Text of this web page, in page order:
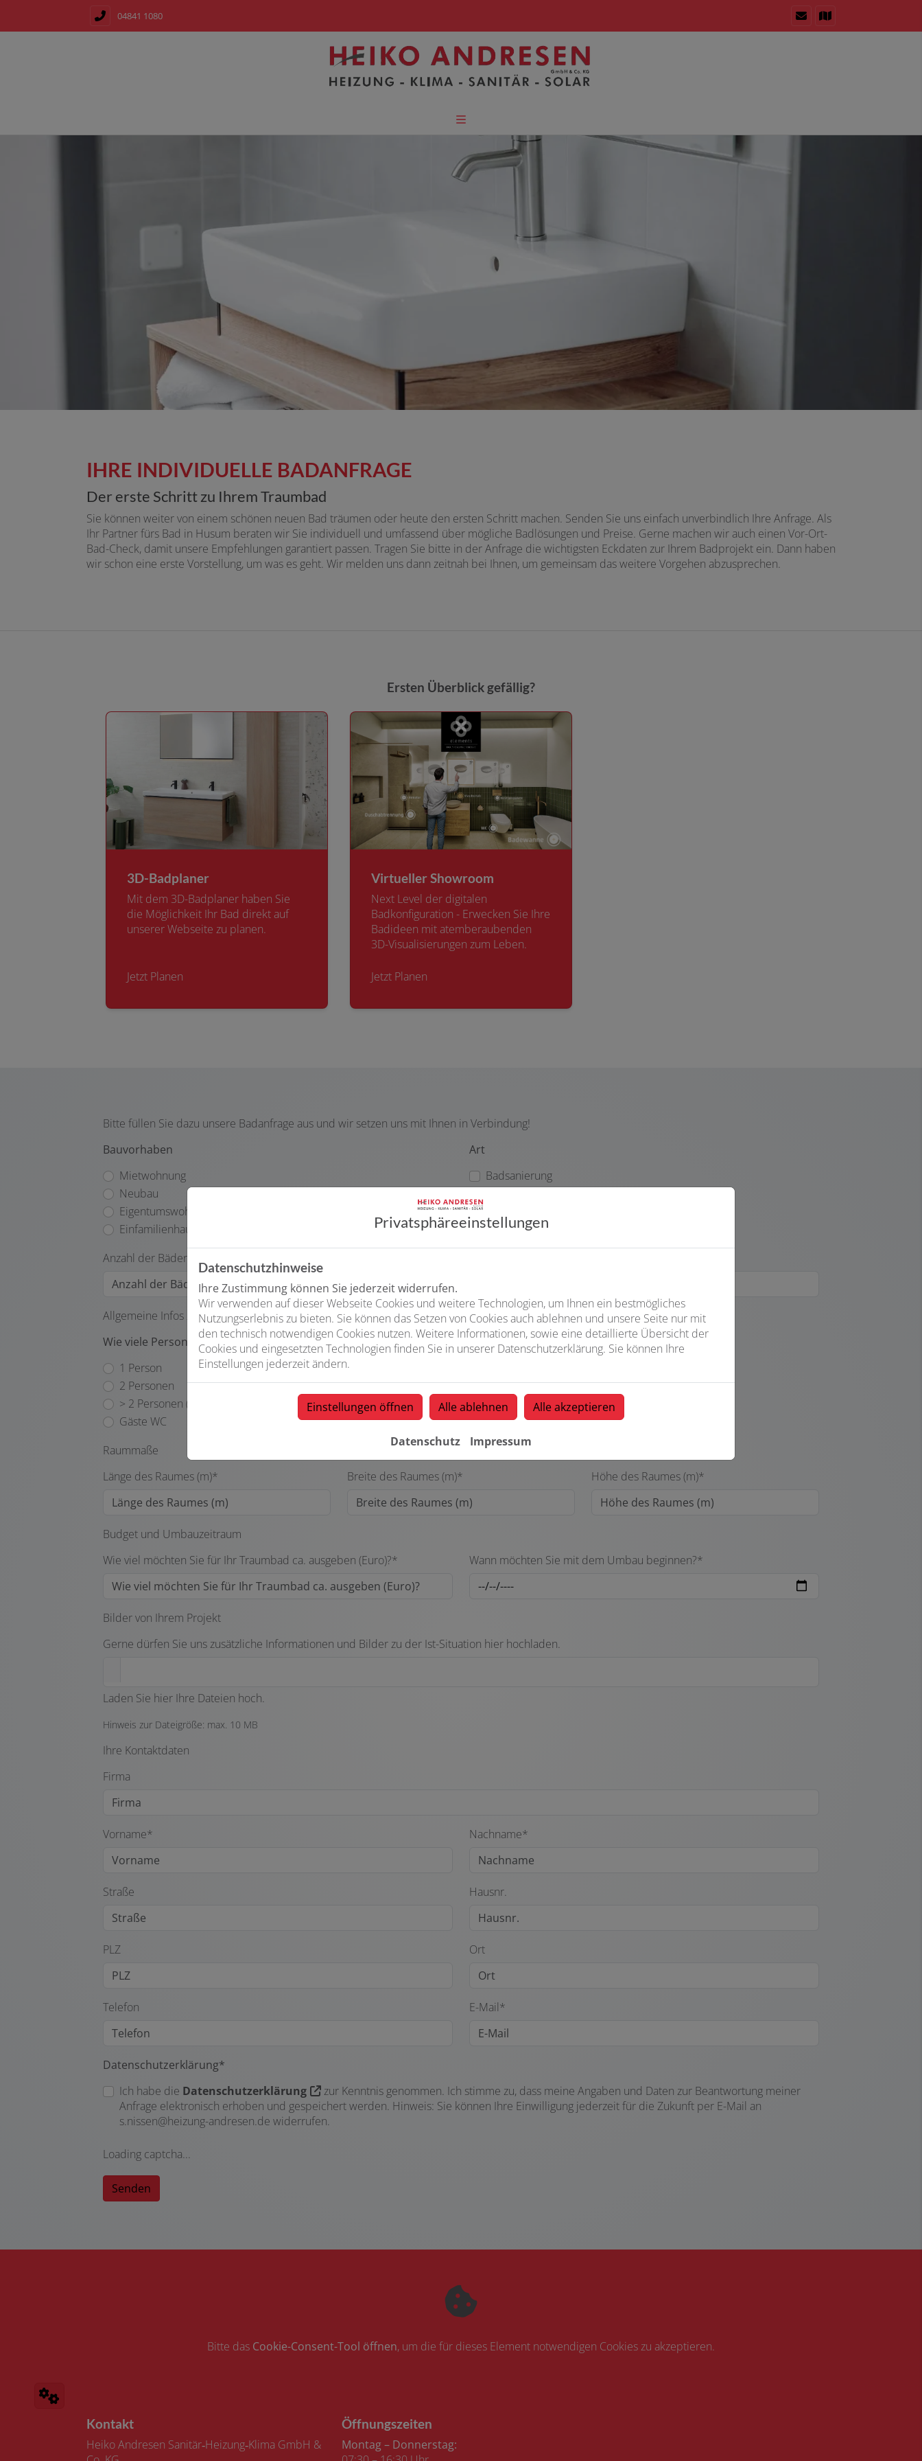
04841 1080
IHRE INDIVIDUELLE BADANFRAGE
Der erste Schritt zu Ihrem Traumbad
Sie können weiter von einem schönen neuen Bad träumen oder heute den ersten Schritt machen. Senden Sie uns einfach unverbindlich Ihre Anfrage. Als
Ihr Partner fürs Bad in Husum beraten wir Sie individuell und umfassend über mögliche Badlösungen und Preise. Gerne machen wir auch einen Vor-Ort-
Bad-Check, damit unsere Empfehlungen garantiert passen. Tragen Sie bitte in der Anfrage die wichtigsten Eckdaten zur Ihrem Badprojekt ein. Dann haben
wir schon eine erste Vorstellung, um was es geht. Wir melden uns dann zeitnah bei Ihnen, um gemeinsam das weitere Vorgehen abzusprechen.
Ersten Überblick gefällig?
3D-Badplaner
Mit dem 3D-Badplaner haben Sie
die Möglichkeit Ihr Bad direkt auf
unserer Webseite zu planen.
Jetzt Planen
Virtueller Showroom
Next Level der digitalen
Badkonfiguration - Erwecken Sie Ihre
Badideen mit atemberaubenden
3D-Visualisierungen zum Leben.
Jetzt Planen
Bitte füllen Sie dazu unsere Badanfrage aus und wir setzen uns mit Ihnen in Verbindung!
Bauvorhaben
Mietwohnung
Neubau
Eigentumswohnung
Einfamilienhaus
Art
Badsanierung
Anzahl der Bäder*
Allgemeine Infos zu Ihrer Badbenutzung
Wie viele Personen nutzen das Bad regelmäßig?
1 Person
2 Personen
> 2 Personen (Familienbad)
Gäste WC
Wer nutzt das Bad
Vermietung
Raummaße
Länge des Raumes (m)*
Breite des Raumes (m)* Höhe des Raumes (m)*
Budget und Umbauzeitraum
Wie viel möchten Sie für Ihr Traumbad ca. ausgeben (Euro)?*
Wann möchten Sie mit dem Umbau beginnen?*
Bilder von Ihrem Projekt
Gerne dürfen Sie uns zusätzliche Informationen und Bilder zu der Ist-Situation hier hochladen.
Laden Sie hier Ihre Dateien hoch.
Hinweis zur Dateigröße: max. 10 MB
Ihre Kontaktdaten
Firma
Vorname* Nachname*
Straße Hausnr.
PLZ Ort
Telefon E-Mail*
Datenschutzerklärung*
Ich habe die Datenschutzerklärung
zur Kenntnis genommen. Ich stimme zu, dass meine Angaben und Daten zur Beantwortung meiner
Anfrage elektronisch erhoben und gespeichert werden. Hinweis: Sie können Ihre Einwilligung jederzeit für die Zukunft per E-Mail an
s.nissen@heizung-andresen.de widerrufen.
Loading captcha...
Senden
Bitte das Cookie-Consent-Tool öffnen, um die für dieses Element notwendigen Cookies zu akzeptieren.
Footer - Kontaktdaten und Öffnungszeiten
Kontakt
Heiko Andresen Sanitär‑Heizung‑Klima GmbH &
Öffnungszeiten
Montag – Donnerstag:
Privatsphäre­einstellungen
Datenschutzhinweise
Ihre Zustimmung können Sie jederzeit widerrufen.
Wir verwenden auf dieser Webseite Cookies und weitere Technologien, um Ihnen ein bestmögliches
Nutzungserlebnis zu bieten. Sie können das Setzen von Cookies auch ablehnen und unsere Seite nur mit
den technisch notwendigen Cookies nutzen. Weitere Informationen, sowie eine detaillierte Übersicht der
Cookies und eingesetzten Technologien finden Sie in unserer Datenschutzerklärung. Sie können Ihre
Einstellungen jederzeit ändern.
Einstellungen öffnen Alle ablehnen Alle akzeptieren
Datenschutz Impressum